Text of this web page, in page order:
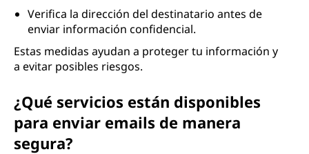
Verifica la dirección del destinatario antes de
enviar información confidencial.
Estas medidas ayudan a proteger tu información y
a evitar posibles riesgos.
¿Qué servicios están disponibles
para enviar emails de manera
segura?